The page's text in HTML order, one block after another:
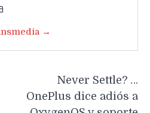
→
Never Settle? …
OnePlus dice adiós a